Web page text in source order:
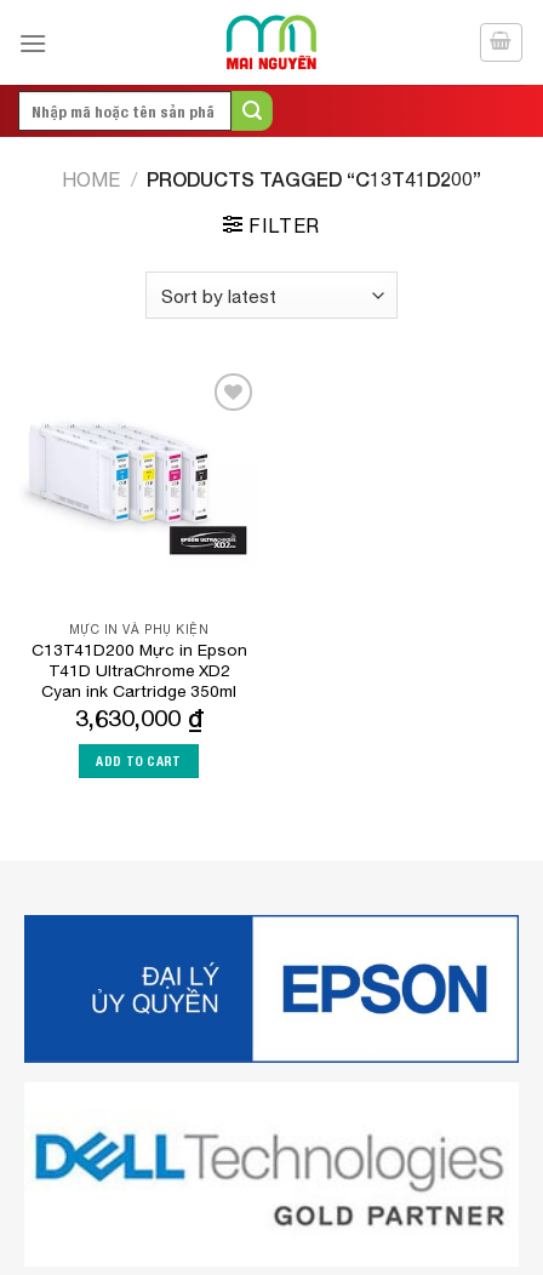
Search
HOME / PRODUCTS TAGGED “C13T41D200”
FILTER
MỰC IN VÀ PHỤ KIỆN
C13T41D200 Mực in Epson
T41D UltraChrome XD2
Cyan ink Cartridge 350ml
3,630,000 ₫
ADD TO CART